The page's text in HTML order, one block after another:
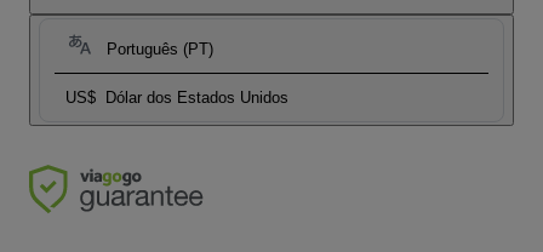
Português (PT)
US$ Dólar dos Estados Unidos